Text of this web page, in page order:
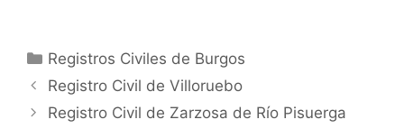
Categorías
Registros Civiles de Burgos
Registro Civil de Villoruebo
Registro Civil de Zarzosa de Río Pisuerga